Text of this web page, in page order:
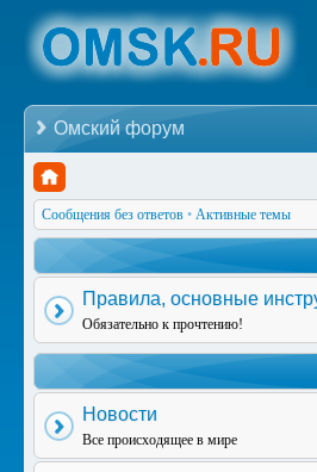
Омский форум
Сообщения без ответов • Активные темы
Правила, основные
Обязательно к прочтению!
Новости
Все происходящее в мире